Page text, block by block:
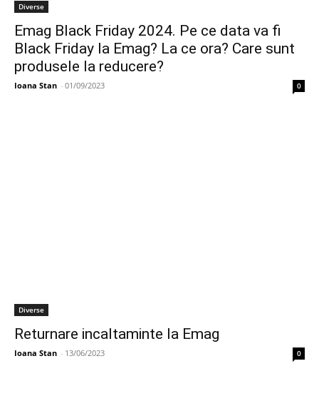
Diverse
Emag Black Friday 2024. Pe ce data va fi
Black Friday la Emag? La ce ora? Care sunt
produsele la reducere?
Ioana Stan - 01/09/2023 0
Diverse
Returnare incaltaminte la Emag
Ioana Stan - 13/06/2023 0